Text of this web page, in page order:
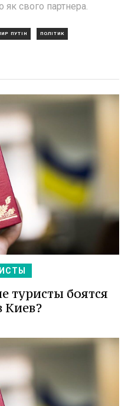
як свого партнера.
ПУТІН ПОЛІТИК
туристы боятся
Киев?